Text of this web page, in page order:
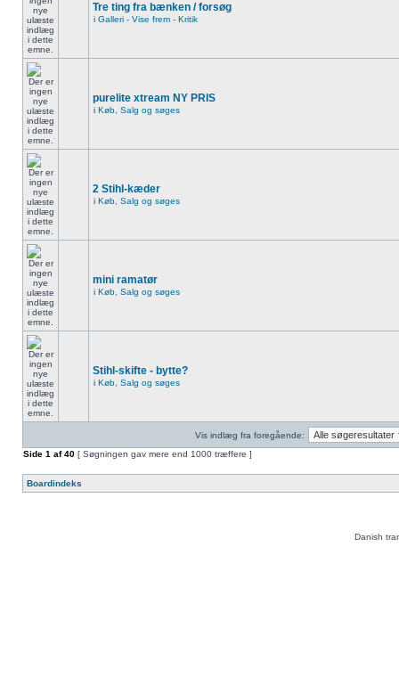
Tre ting fra bænken / forsøg
i Galleri - Vise frem - Kritik
purelite xtream NY PRIS
i Køb, Salg og søges
2 Stihl-kæder
i Køb, Salg og søges
mini ramatør
i Køb, Salg og søges
Stihl-skifte - bytte?
i Køb, Salg og søges
Vis indlæg fra foregående:
Side 1 af40 [ Søgningen gav mere end 1000 træffere ]
Boardindeks
Danish